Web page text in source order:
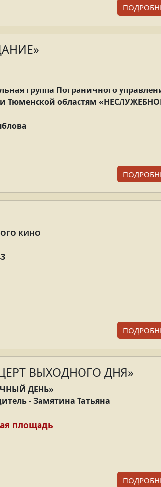
группа Пограничного
Тюменской областям
КИНО
ВЫХОДНОГО ДНЯ»
ДЕНЬ»
- Замятина Татьяна
площадь